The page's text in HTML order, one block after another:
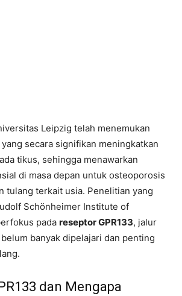
Leipzig telah menemukan
yang secara signifikan meningkatkan
tikus, sehingga menawarkan
di masa depan untuk osteoporosis
tulang terkait usia. Penelitian yang
Schönheimer Institute of
pada reseptor GPR133, jalur
banyak dipelajari dan penting
dan Mengapa